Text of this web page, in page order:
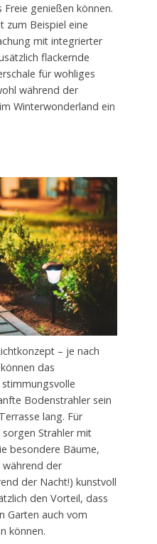
genießen können.
zum Beispiel eine
mit integrierter
flackernde
für wohliges
während der
Winterwonderland ein
– je nach
das
Bodenstrahler sein
lang. Für
Strahler mit
besondere Bäume,
während der
der Nacht!) kunstvoll
den Vorteil, dass
Garten auch vom
können.